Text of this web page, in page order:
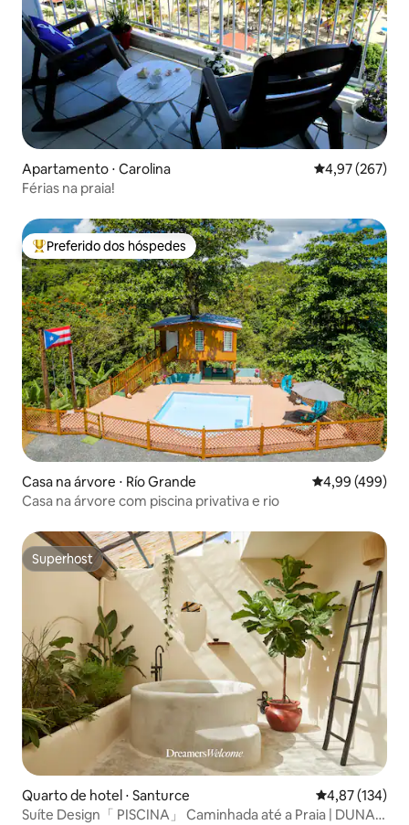
Apartamento ⋅ Carolina 4,97 de uma
4,97 (267)
Férias na praia!
Entre os melhores preferidos dos hóspedes
Preferido dos hóspedes
Casa na árvore ⋅ Río Grande 4,99 de uma
4,99 (499)
Casa na árvore com piscina privativa e rio
Superhost
Superhost
Quarto de hotel ⋅ Santurce 4,87 de uma
4,87 (134)
Suíte Design「 PISCINA」 Caminhada até a Praia | DUNA